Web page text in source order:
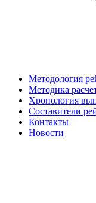
Методология
Методика
Хронология
Составители
Контакты
Новости